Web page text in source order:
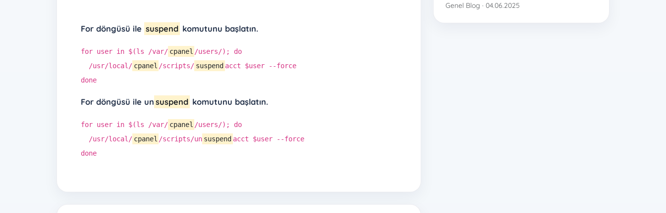
For döngüsü ile suspend komutunu başlatın.
for user in $(ls /var/ cpanel /users/); do
/usr/local/ cpanel /scripts/ suspend acct $user --force
done
For döngüsü ile un suspend komutunu başlatın.
for user in $(ls /var/ cpanel /users/); do
/usr/local/ cpanel /scripts/un suspend acct $user --force
done
Genel Blog · 04.06.2025